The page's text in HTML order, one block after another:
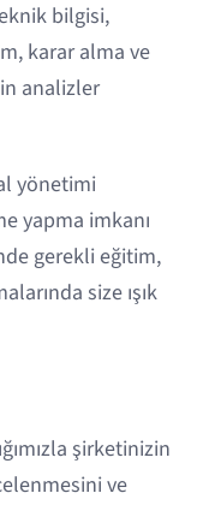
bilgisi,
karar alma ve
analizler
yönetimi
yapma imkanı
gerekli eğitim,
size ışık
şirketinizin
ve